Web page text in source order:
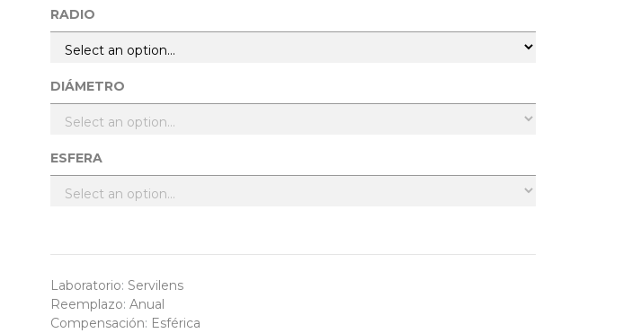
RADIO
DIÁMETRO
ESFERA
Laboratorio: Servilens
Reemplazo: Anual
Compensación: Esférica